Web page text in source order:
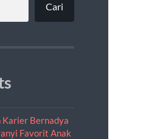
Cari
Karier Bernadya
Favorit Anak